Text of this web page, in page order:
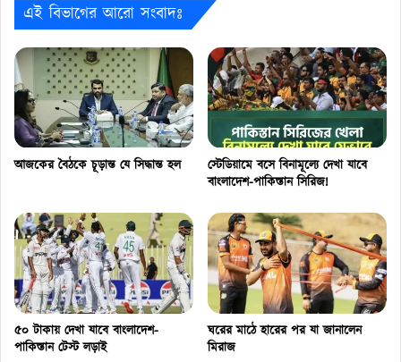
এই বিভাগের আরো সংবাদঃ
আজকের বৈঠকে চূড়ান্ত যে সিদ্ধান্ত হল
স্টেডিয়ামে বসে বিনামূল্যে দেখা যাবে
বাংলাদেশ-পাকিস্তান সিরিজ!
৫০ টাকায় দেখা যাবে বাংলাদেশ-
পাকিস্তান টেস্ট লড়াই
ঘরের মাঠে হারের পর যা জানালেন
মিরাজ